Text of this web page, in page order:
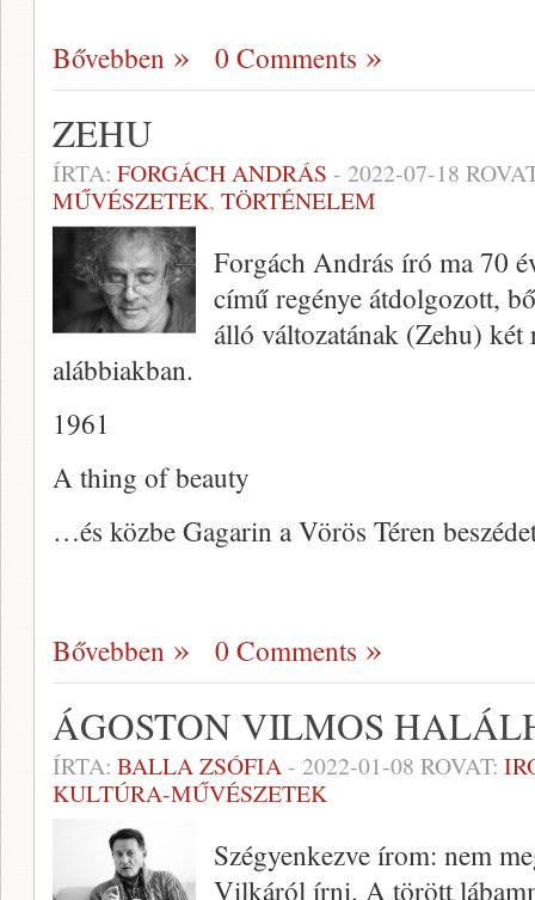
Bővebben 0 Comments
ZEHU
ÍRTA: FORGÁCH ANDRÁS - 2022-07-18
MŰVÉSZETEK, TÖRTÉNELEM
Forgách András író ma 70
című regénye átdolgozott,
álló változatának (Zehu) két
alábbiakban.
1961
A thing of beauty
…és közbe Gagarin a Vörös Téren
Bővebben 0 Comments
ÁGOSTON VILMOS
ÍRTA: BALLA ZSÓFIA- 2022-01-08 ROVAT:
KULTÚRA-MŰVÉSZETEK
Szégyenkezve írom: nem
Vilkáról írni. A törött